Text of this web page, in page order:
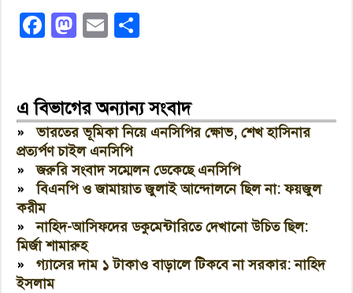
Facebook
Mastodon
Email
এ বিভাগের অন্যান্য সংবাদ
»ভারতের ভূমিকা নিয়ে এনসিপির ক্ষোভ, শেখ হাসিনার
প্রত্যর্পণ চাইল এনসিপি
»জরুরি সংবাদ সম্মেলন ডেকেছে এনসিপি
»বিএনপি ও জামায়াত জুলাই আন্দোলনে ছিল না: ফয়জুল
করীম
»নাহিদ-আসিফদের ডকুমেন্টারিতে দেখানো উচিত ছিল:
মির্জা শামারুহ
»গ্যাসের দাম ১ টাকাও বাড়ালে টিকবে না সরকার: নাহিদ
ইসলাম